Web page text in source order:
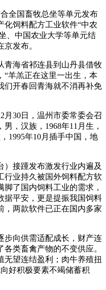
国畜牧总坐等单元发布
化饲料配方工业软件“中农
、中国农业大学等单元结
发布。
海省祁连县到山丹县借牧
“羊羔正在这里一出生，本
们开春回青海就不消再补免
30日，温州市委常委会召
，汉族，1968年11月生，
1995年10月插手中国，地
接踵发布激发行业内遍及
行业持久被国外饲料配方软
了国内饲料工业的需求，
据平安，更是提振我国饲料
，两款软件已正在国内多家
向供需适配成长，财产连
类畜禽产物的不变供应。
无望连结盈利；肉牛养殖扭
好积极要素不竭储蓄积